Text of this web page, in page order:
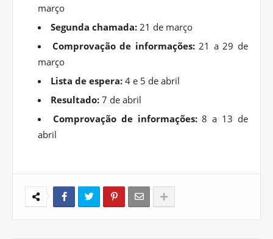
março
Segunda chamada: 21 de março
Comprovação de informações:21 a 29 de
março
Lista de espera: 4 e 5 de abril
Resultado: 7 de abril
Comprovação de informações:8 a 13 de
abril